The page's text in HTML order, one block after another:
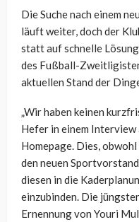
Die Suche nach einem
läuft weiter, doch der
statt auf schnelle
des Fußball-
aktuellen Stand der
„Wir haben keinen
Hefer in einem
Homepage. Dies,
den neuen
diesen in die
einzubinden. Die
Ernennung von Youri